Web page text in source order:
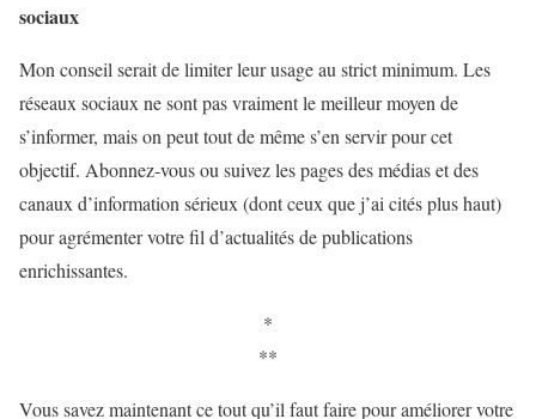
sociaux
Mon conseil serait de limiter leur usage au strict minimum. Les
réseaux sociaux ne sont pas vraiment le meilleur moyen de
s’informer, mais on peut tout de même s’en servir pour cet
objectif. Abonnez-vous ou suivez les pages des médias et des
canaux d’information sérieux (dont ceux que j’ai cités plus haut)
pour agrémenter votre fil d’actualités de publications
enrichissantes.
*
**
Vous savez maintenant ce tout qu’il faut faire pour améliorer votre